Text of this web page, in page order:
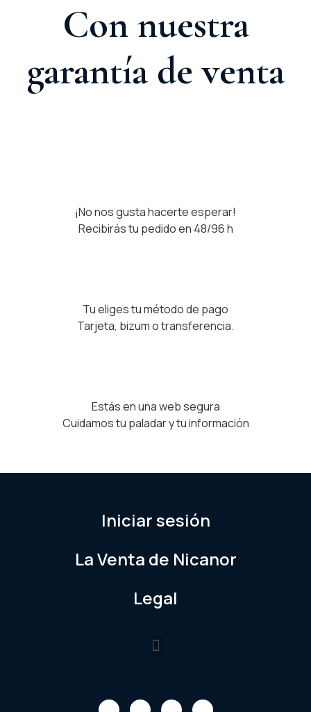
Con nuestra
garantía de venta
¡No nos gusta hacerte esperar!
Recibirás tu pedido en 48/96 h
Tu eliges tu método de pago
Tarjeta, bizum o transferencia.
Estás en una web segura
Cuidamos tu paladar y tu información
Iniciar sesión
La Venta de Nicanor
Legal